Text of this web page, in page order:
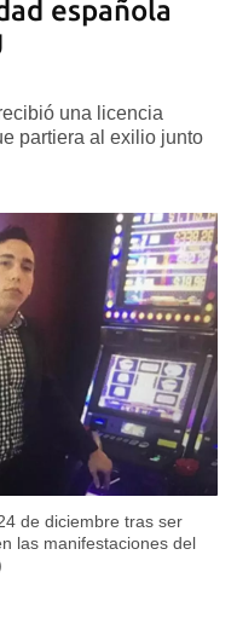
española
una licencia
partiera al exilio junto
de diciembre tras ser
las manifestaciones del